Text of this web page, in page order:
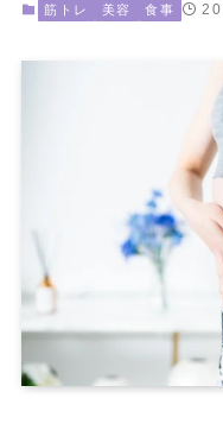
筋トレ 美容 食事